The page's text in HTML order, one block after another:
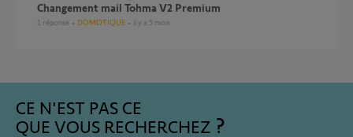
Changement mail Tohma V2 Premium
1 réponse DOMOTIQUE il y a 5 mois
CE N'EST PAS CE
QUE VOUS RECHERCHEZ